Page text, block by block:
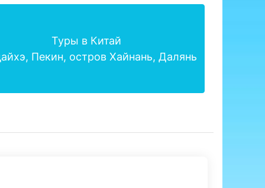
Туры в Китай
Пекин, остров Хайнань, Далянь